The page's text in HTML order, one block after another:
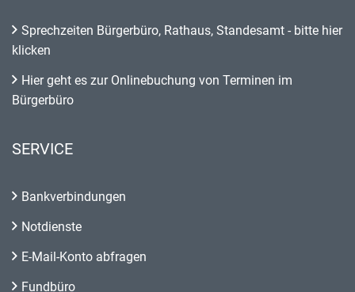
Sprechzeiten Bürgerbüro, Rathaus, Standesamt - bitte hier
klicken
Hier geht es zur Onlinebuchung von Terminen im
Bürgerbüro
SERVICE
Bankverbindungen
Notdienste
E-Mail-Konto abfragen
Fundbüro